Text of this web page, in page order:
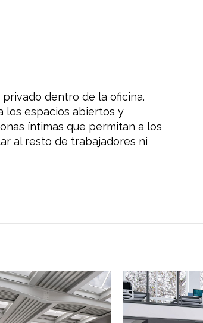
dentro de la oficina.
los espacios abiertos y
íntimas que permitan a los
al resto de trabajadores ni